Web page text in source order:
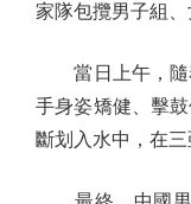
家隊包攬男子組、
當日上午，隨
手身姿矯健、擊
斷划入水中，在三